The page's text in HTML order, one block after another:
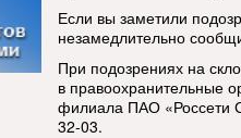
Если вы заметили
незамедлительно
При подозрениях на
в правоохранительные
филиала ПАО «Россети
32-03.